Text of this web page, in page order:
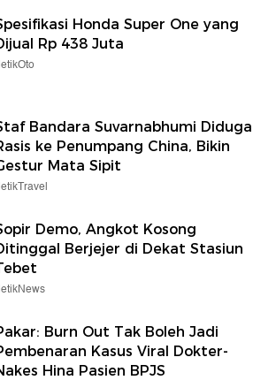
Honda Super One yang
Rp 438 Juta
Bandara Suvarnabhumi Diduga
ke Penumpang China, Bikin
Mata Sipit
Demo, Angkot Kosong
Berjejer di Dekat Stasiun
Burn Out Tak Boleh Jadi
Kasus Viral Dokter-
Hina Pasien BPJS